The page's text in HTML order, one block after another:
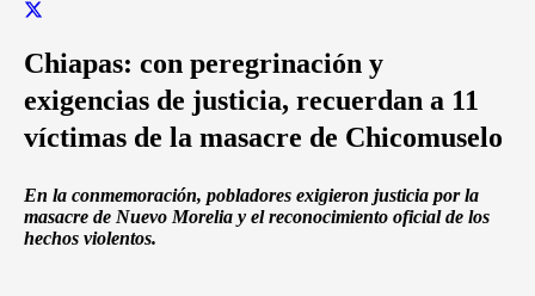
Chiapas: con peregrinación y
exigencias de justicia, recuerdan a 11
víctimas de la masacre de Chicomuselo
En la conmemoración, pobladores exigieron justicia por la
masacre de Nuevo Morelia y el reconocimiento oficial de los
hechos violentos.